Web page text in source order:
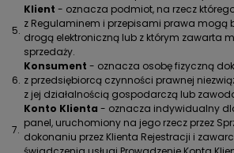
5.
Klient - oznacza podmiot, na rzecz
z Regulaminem i przepisami prawa mogą
drogą elektroniczną lub z którym zawarta
sprzedaży.
6.
Konsument - oznacza osobę fizyczną
z przedsiębiorcą czynności prawnej
z jej działalnością gospodarczą lub
7.
Konto Klienta - oznacza indywidualny
panel, uruchomiony na jego rzecz przez
dokonaniu przez Klienta Rejestracji i